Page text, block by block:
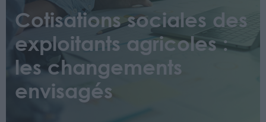
Cotisations sociales des
exploitants agricoles :
les changements
envisagés